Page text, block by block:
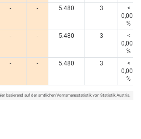
- - 5.480 3
<
0,005
%
- - 5.480 3
<
0,005
%
- - 5.480 3
<
0,005
%
basierend auf der amtlichen Vornamensstatistik von Statistik Austria.